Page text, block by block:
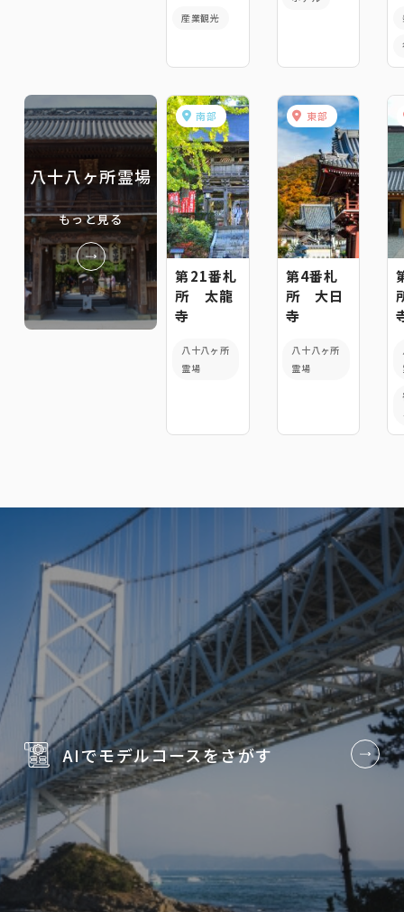
産業観光
八十八ヶ所霊場
もっと見る
南部
第21番札
所 太龍
寺
八十八ヶ所
霊場
東部
第4番札
所 大日
寺
八十八ヶ所
霊場
AIでモデルコースをさがす